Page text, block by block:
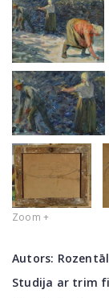
Zoom +
Autors:
Studija ar trim